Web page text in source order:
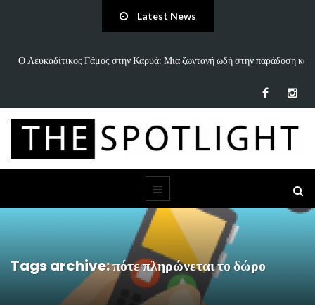
Latest News
«Άννα Είσαι Καλά;»: Το νέο τραγούδι του Δημήτρη Πανανάκη που σπάει
Tags archive: πότε πληρώνεται το δώρο